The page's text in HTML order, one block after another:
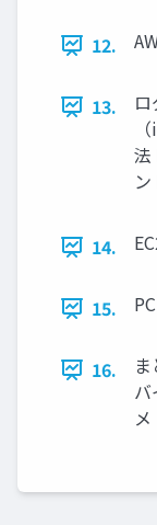
12.
13.
法
14.
15.
16.
メ